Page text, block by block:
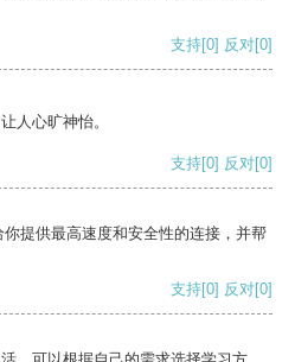
支持[0] 反对[0]
人心旷神怡。
支持[0] 反对[0]
提供最高速度和安全性的连接，并帮
支持[0] 反对[0]